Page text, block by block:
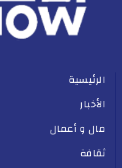
الرئيسية
الأخبار
مال و أعمال
ثقافة